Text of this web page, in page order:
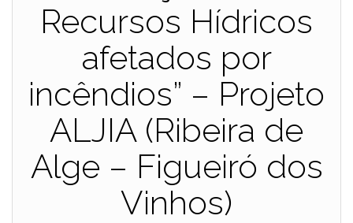
Recursos Hídricos
afetados por
incêndios” – Projeto
ALJIA (Ribeira de
Alge – Figueiró dos
Vinhos)